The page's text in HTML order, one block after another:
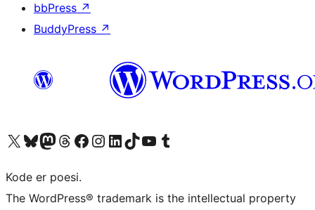
bbPress ↗
BuddyPress ↗
Besøk vår konto på X Visit our Bluesky account
Besøk vår Mastodon-konto
Visit our Threads account
Besøk vår Facebook-sideBesøk vår Instagram-konto
Besøk vår LinkedIn-konto
Visit our TikTok account
Visit our YouTube channel
Visit our Tumblr account
Kode er poesi.
The WordPress® trademark is the intellectual property